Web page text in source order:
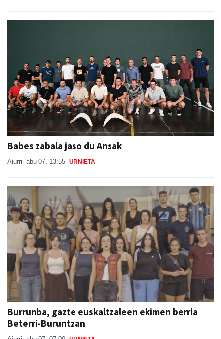
Babes zabala jaso du Ansak
Aiurri abu 07, 13:55 URNIETA
Burrunba, gazte euskaltzaleen ekimen berria
Beterri-Buruntzan